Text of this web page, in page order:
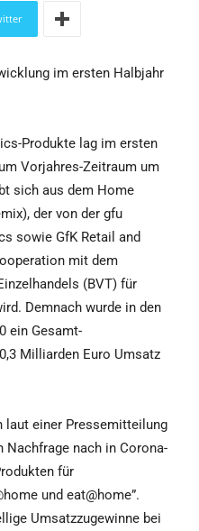
im ersten Halbjahr
Produkte lag im ersten
Vorjahres-Zeitraum um
sich aus dem Home
der von der gfu
sowie GfK Retail and
mit dem
(BVT) für
Demnach wurde in den
ein Gesamt-
Milliarden Euro Umsatz
laut einer Pressemitteilung
Nachfrage nach in Corona-
für
und eat@home”.
Umsatzzugewinne bei